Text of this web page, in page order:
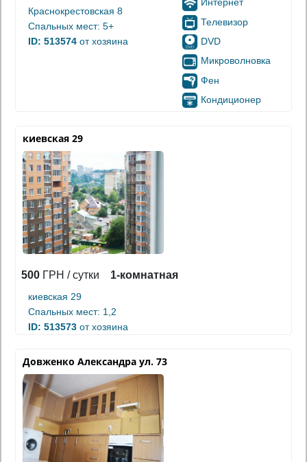
Краснокрестовская 8
Спальных мест: 5+
ID: 513574 от хозяина
Интернет
Телевизор
DVD
Микроволновка
Фен
Кондиционер
киевская 29
500 ГРН / сутки 1-комнатная
киевская 29
Спальных мест: 1,2
ID: 513573 от хозяина
Довженко Александра ул. 73